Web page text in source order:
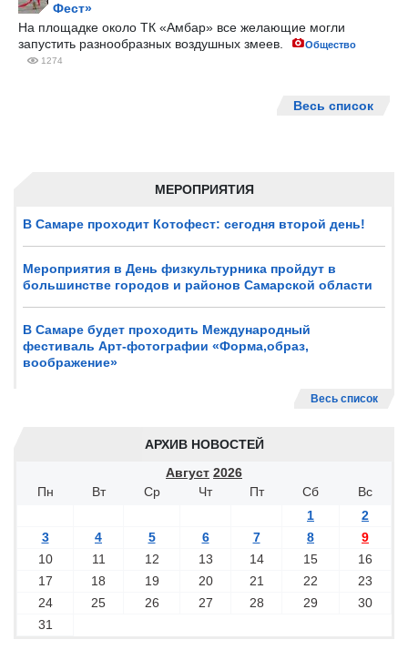
МЕРОПРИЯТИЯ
В Самаре проходит Котофест: сегодня второй день!
Мероприятия в День физкультурника пройдут в
большинстве городов и районов Самарской области
В Самаре будет проходить Международный
фестиваль Арт-фотографии «Форма,образ,
воображение»
Весь список
АРХИВ НОВОСТЕЙ
Август 2026
Пн
Вт Ср Чт Пт Сб
Вс
1
2
3
4 5 6 7 8
9
10
11 12 13 14 15
16
17
18 19 20 21 22
23
24
25 26 27 28 29
30
31
Фест»
На площадке около ТК «Амбар» все желающие могли
запустить разнообразных воздушных змеев.
Общество
1274
Весь список